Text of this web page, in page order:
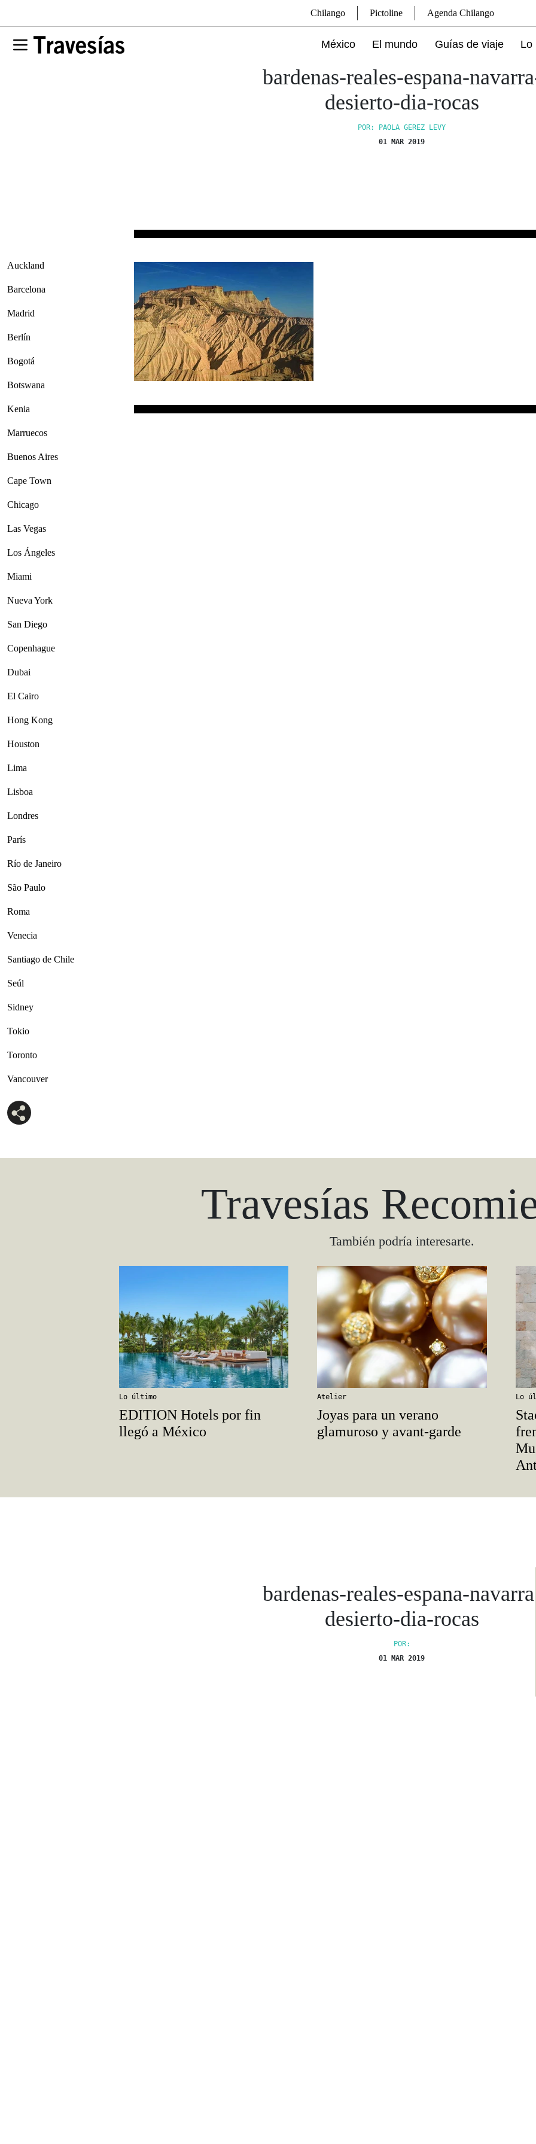
Chilango Pictoline Agenda Chilango
México El mundo Guías de viaje Lo
bardenas-reales-espana-
desierto-dia-rocas
POR: PAOLA GEREZ LEVY
01 MAR 2019
Auckland
Barcelona
Madrid
Berlín
Bogotá
Botswana
Kenia
Marruecos
Buenos Aires
Cape Town
Chicago
Las Vegas
Los Ángeles
Miami
Nueva York
San Diego
Copenhague
Dubai
El Cairo
Hong Kong
Houston
Lima
Lisboa
Londres
París
Río de Janeiro
São Paulo
Roma
Venecia
Santiago de Chile
Seúl
Sidney
Tokio
Toronto
Vancouver
Travesías
También podría interesarte.
Lo último
EDITION Hotels por fin
llegó a México
Atelier
Joyas para un verano
glamuroso y avant-garde
Lo
bardenas-reales-espana-
desierto-dia-rocas
POR:
01 MAR 2019